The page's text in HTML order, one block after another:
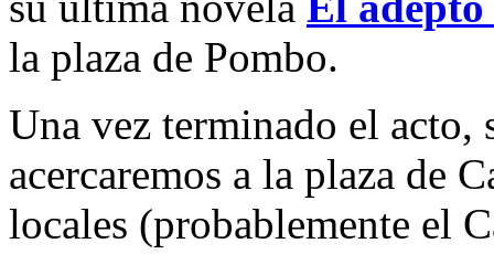
la plaza de Pombo.
Una vez terminado el acto,
acercaremos a la plaza de
locales (probablemente el